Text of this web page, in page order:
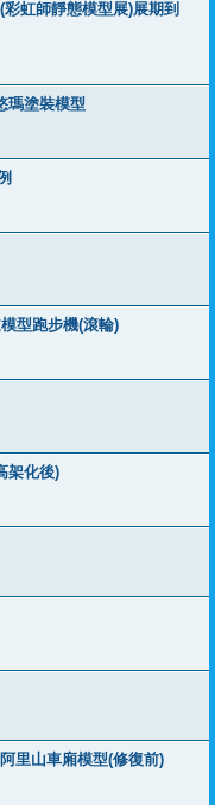
虹師靜態模型展)展期到
瑪塗裝模型
型跑步機(滾輪)
架化後)
里山車廂模型(修復前)